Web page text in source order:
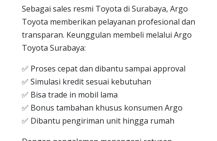
Sebagai sales resmi Toyota di Surabaya, Argo
Toyota memberikan pelayanan profesional dan
transparan. Keunggulan membeli melalui Argo
Toyota Surabaya:
✅ Proses cepat dan dibantu sampai approval
✅ Simulasi kredit sesuai kebutuhan
✅ Bisa trade in mobil lama
✅ Bonus tambahan khusus konsumen Argo
✅ Dibantu pengiriman unit hingga rumah